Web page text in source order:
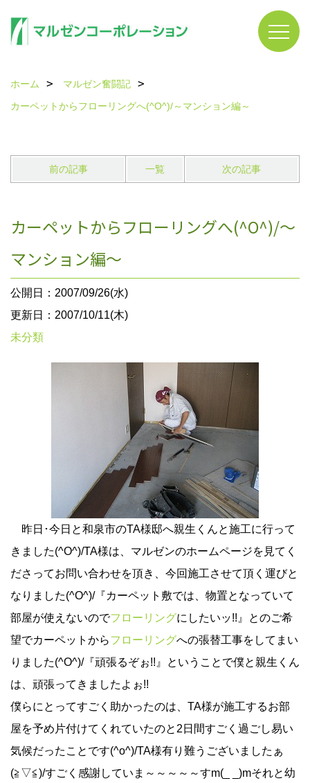
ホーム
マルゼン奮闘記
カーペットからフローリングへ(^O^)/～マンション編～
前の記事 一覧 次の記事
カーペットからフローリングへ(^O^)/～
マンション編～
公開日：2007/09/26(水)
更新日：2007/10/11(木)
未分類
昨日･今日と和泉市のTA様邸へ親生くんと施工に行って
きました(^O^)/TA様は、マルゼンのホームページを見てく
ださってお問い合わせを頂き、今回施工させて頂く運びと
なりました(^O^)/『カーペット敷では、物置となっていて
部屋が使えないのでフローリングにしたいッ!!』とのご希
望でカーペットからフローリングへの張替工事をしてまい
りました(^O^)/『頑張るぞぉ!!』ということで僕と親生くん
は、頑張ってきましたよぉ!!
僕らにとってすごく助かったのは、TA様が施工するお部
屋を予め片付けてくれていたのと2日間すごく過ごし易い
気候だったことです(^o^)/TA様有り難うございましたぁ
(≧▽≦)/すごく感謝していま～～～～～すm(_ _)mそれと幼